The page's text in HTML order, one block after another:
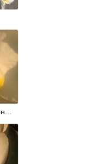
#цветы #11июня2017 #5утра #белыеночи